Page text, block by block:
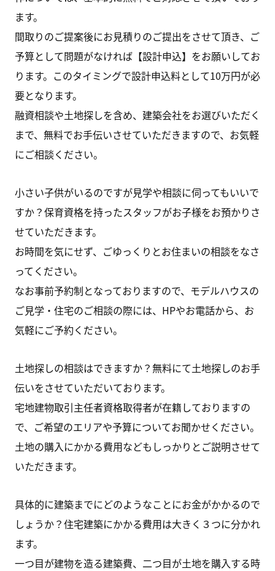
ます。
間取りのご提案後にお見積りのご提出をさせて頂き、ご
予算として問題がなければ【設計申込】をお願いしてお
ります。このタイミングで設計申込料として10万円が必
要となります。
融資相談や土地探しを含め、建築会社をお選びいただく
まで、無料でお手伝いさせていただきますので、お気軽
にご相談ください。
小さい子供がいるのですが見学や相談に伺ってもいいで
すか？保育資格を持ったスタッフがお子様をお預かりさ
せていただきます。
お時間を気にせず、ごゆっくりとお住まいの相談をなさ
ってください。
なお事前予約制となっておりますので、モデルハウスの
ご見学・住宅のご相談の際には、HPやお電話から、お
気軽にご予約ください。
土地探しの相談はできますか？無料にて土地探しのお手
伝いをさせていただいております。
宅地建物取引主任者資格取得者が在籍しておりますの
で、ご希望のエリアや予算についてお聞かせください。
土地の購入にかかる費用などもしっかりとご説明させて
いただきます。
具体的に建築までにどのようなことにお金がかかるので
しょうか？住宅建築にかかる費用は大きく３つに分かれ
ます。
一つ目が建物を造る建築費、二つ目が土地を購入する時